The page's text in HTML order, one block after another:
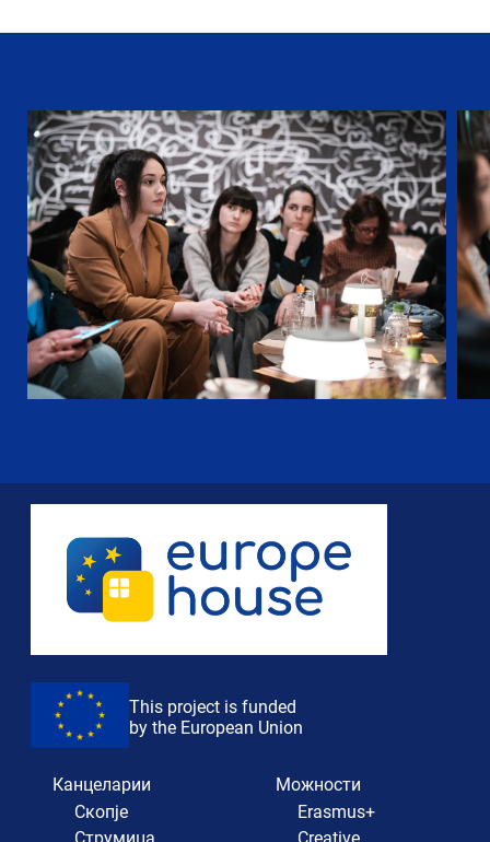
This project is funded
by the European Union
Канцеларии
Скопје
Можности
Erasmus+